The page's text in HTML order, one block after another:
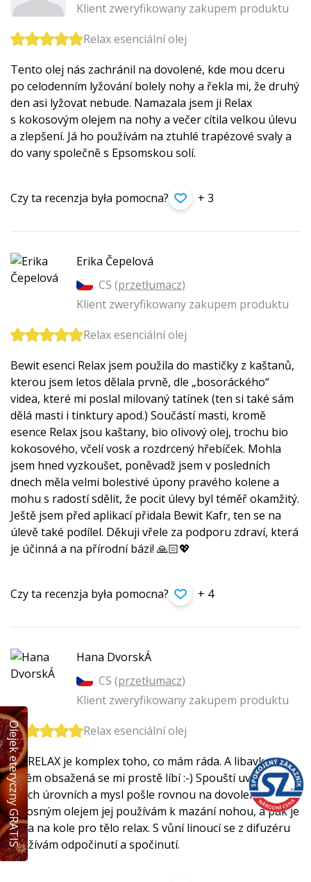
Klient zweryfikowany zakupem produktu
Relax esenciální olej
Tento olej nás zachránil na dovolené, kde mou dceru
po celodenním lyžování bolely nohy a řekla mi, že druhý
den asi lyžovat nebude. Namazala jsem ji Relax
s kokosovým olejem na nohy a večer cítila velkou úlevu
a zlepšení. Já ho používám na ztuhlé trapézové svaly a
do vany společně s Epsomskou solí.
Czy ta recenzja była pomocna? + 3
Erika Čepelová
CS (przetłumacz)
Klient zweryfikowany zakupem produktu
Relax esenciální olej
Bewit esenci Relax jsem použila do mastičky z kaštanů,
kterou jsem letos dělala prvně, dle „bosoráckého“
videa, které mi poslal milovaný tatínek (ten si také sám
dělá masti i tinktury apod.) Součástí masti, kromě
esence Relax jsou kaštany, bio olivový olej, trochu bio
kokosového, včelí vosk a rozdrcený hřebíček. Mohla
jsem hned vyzkoušet, poněvadž jsem v posledních
dnech měla velmi bolestivé úpony pravého kolene a
mohu s radostí sdělit, že pocit úlevy byl téměř okamžitý.
Ještě jsem před aplikací přidala Bewit Kafr, ten se na
úlevě také podílel. Děkuji vřele za podporu zdraví, která
je účinná a na přírodní bázi! 🙏🏻💖
Czy ta recenzja była pomocna? + 4
Hana DvorskÁ
CS (przetłumacz)
Klient zweryfikowany zakupem produktu
Relax esenciální olej
EO RELAX je komplex toho, co mám ráda. A libavka
v něm obsažená se mi prostě líbí :-) Spouští uvolnění na
všech úrovních a mysl pošle rovnou na dovolenou.
S nosným olejem jej používám k mazání nohou, a pak je
jízda na kole pro tělo relax. S vůní linoucí se z difuzéru
si užívám odpočinutí a spočinutí.
Olejek eteryczny GRATIS